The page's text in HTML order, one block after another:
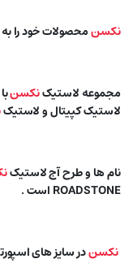
نکسنمحصولات خود را به بیش از ۱۲۰ کشور
مجموعه لاستیکنکسن
لاستیک کپیتال و لاستیک
نام ها و طرح آج لاستیک
ROADSTONE است .
نکسندر سایز های